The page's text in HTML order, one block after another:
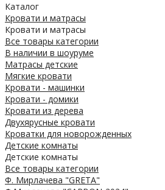
Каталог
Кровати и матрасы
Кровати и матрасы
Все товары категории
В наличии в шоуруме
Матрасы детские
Мягкие кровати
Кровати - машинки
Кровати - домики
Кровати из дерева
Двухярусные кровати
Кроватки для новорожденных
Детские комнаты
Детские комнаты
Все товары категории
Ф. Мирлачева "GRETA"